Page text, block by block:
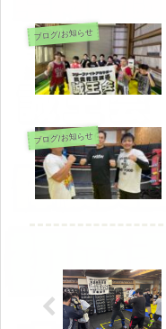
ブログ/お知らせ
ブログ/お知らせ